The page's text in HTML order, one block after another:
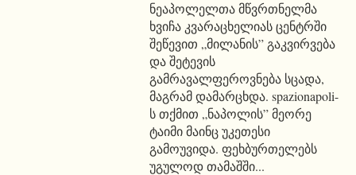
ნეაპოლელთა მწვრთნელმა
ხვიჩა კვარაცხელიას ცენტრში
შეწევით „მილანის” გაკვირვება
და შეტევის
გამრავალფეროვნება სცადა,
მაგრამ დამარცხდა. spazionapoli-
ს თქმით „ნაპოლის” მეორე
ტაიმი მაინც უკეთესი
გამოუვიდა. ფეხბურთელებს
უგულოდ თამაშში...